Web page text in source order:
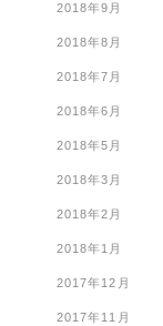
2018年9月
2018年8月
2018年7月
2018年6月
2018年5月
2018年3月
2018年2月
2018年1月
2017年12月
2017年11月